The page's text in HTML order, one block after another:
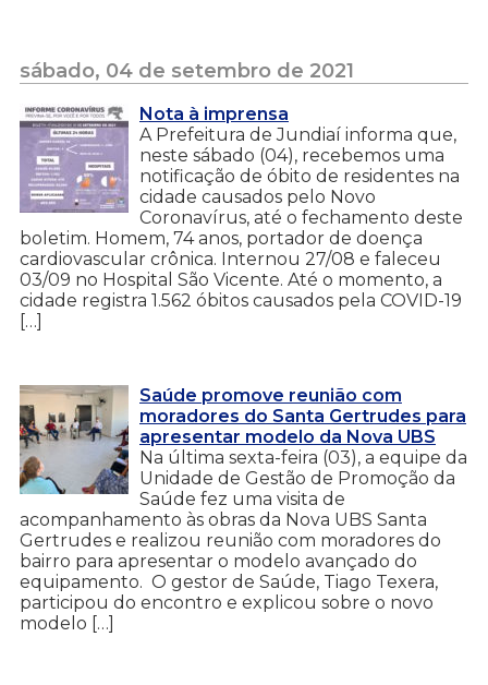
sábado, 04 de setembro de 2021
Nota à imprensa
A Prefeitura de Jundiaí informa que,
neste sábado (04), recebemos uma
notificação de óbito de residentes na
cidade causados pelo Novo
Coronavírus, até o fechamento deste
boletim. Homem, 74 anos, portador de doença
cardiovascular crônica. Internou 27/08 e faleceu
03/09 no Hospital São Vicente. Até o momento, a
cidade registra 1.562 óbitos causados pela COVID-19
[…]
Saúde promove reunião com
moradores do Santa Gertrudes para
apresentar modelo da Nova UBS
Na última sexta-feira (03), a equipe da
Unidade de Gestão de Promoção da
Saúde fez uma visita de
acompanhamento às obras da Nova UBS Santa
Gertrudes e realizou reunião com moradores do
bairro para apresentar o modelo avançado do
equipamento. O gestor de Saúde, Tiago Texera,
participou do encontro e explicou sobre o novo
modelo […]